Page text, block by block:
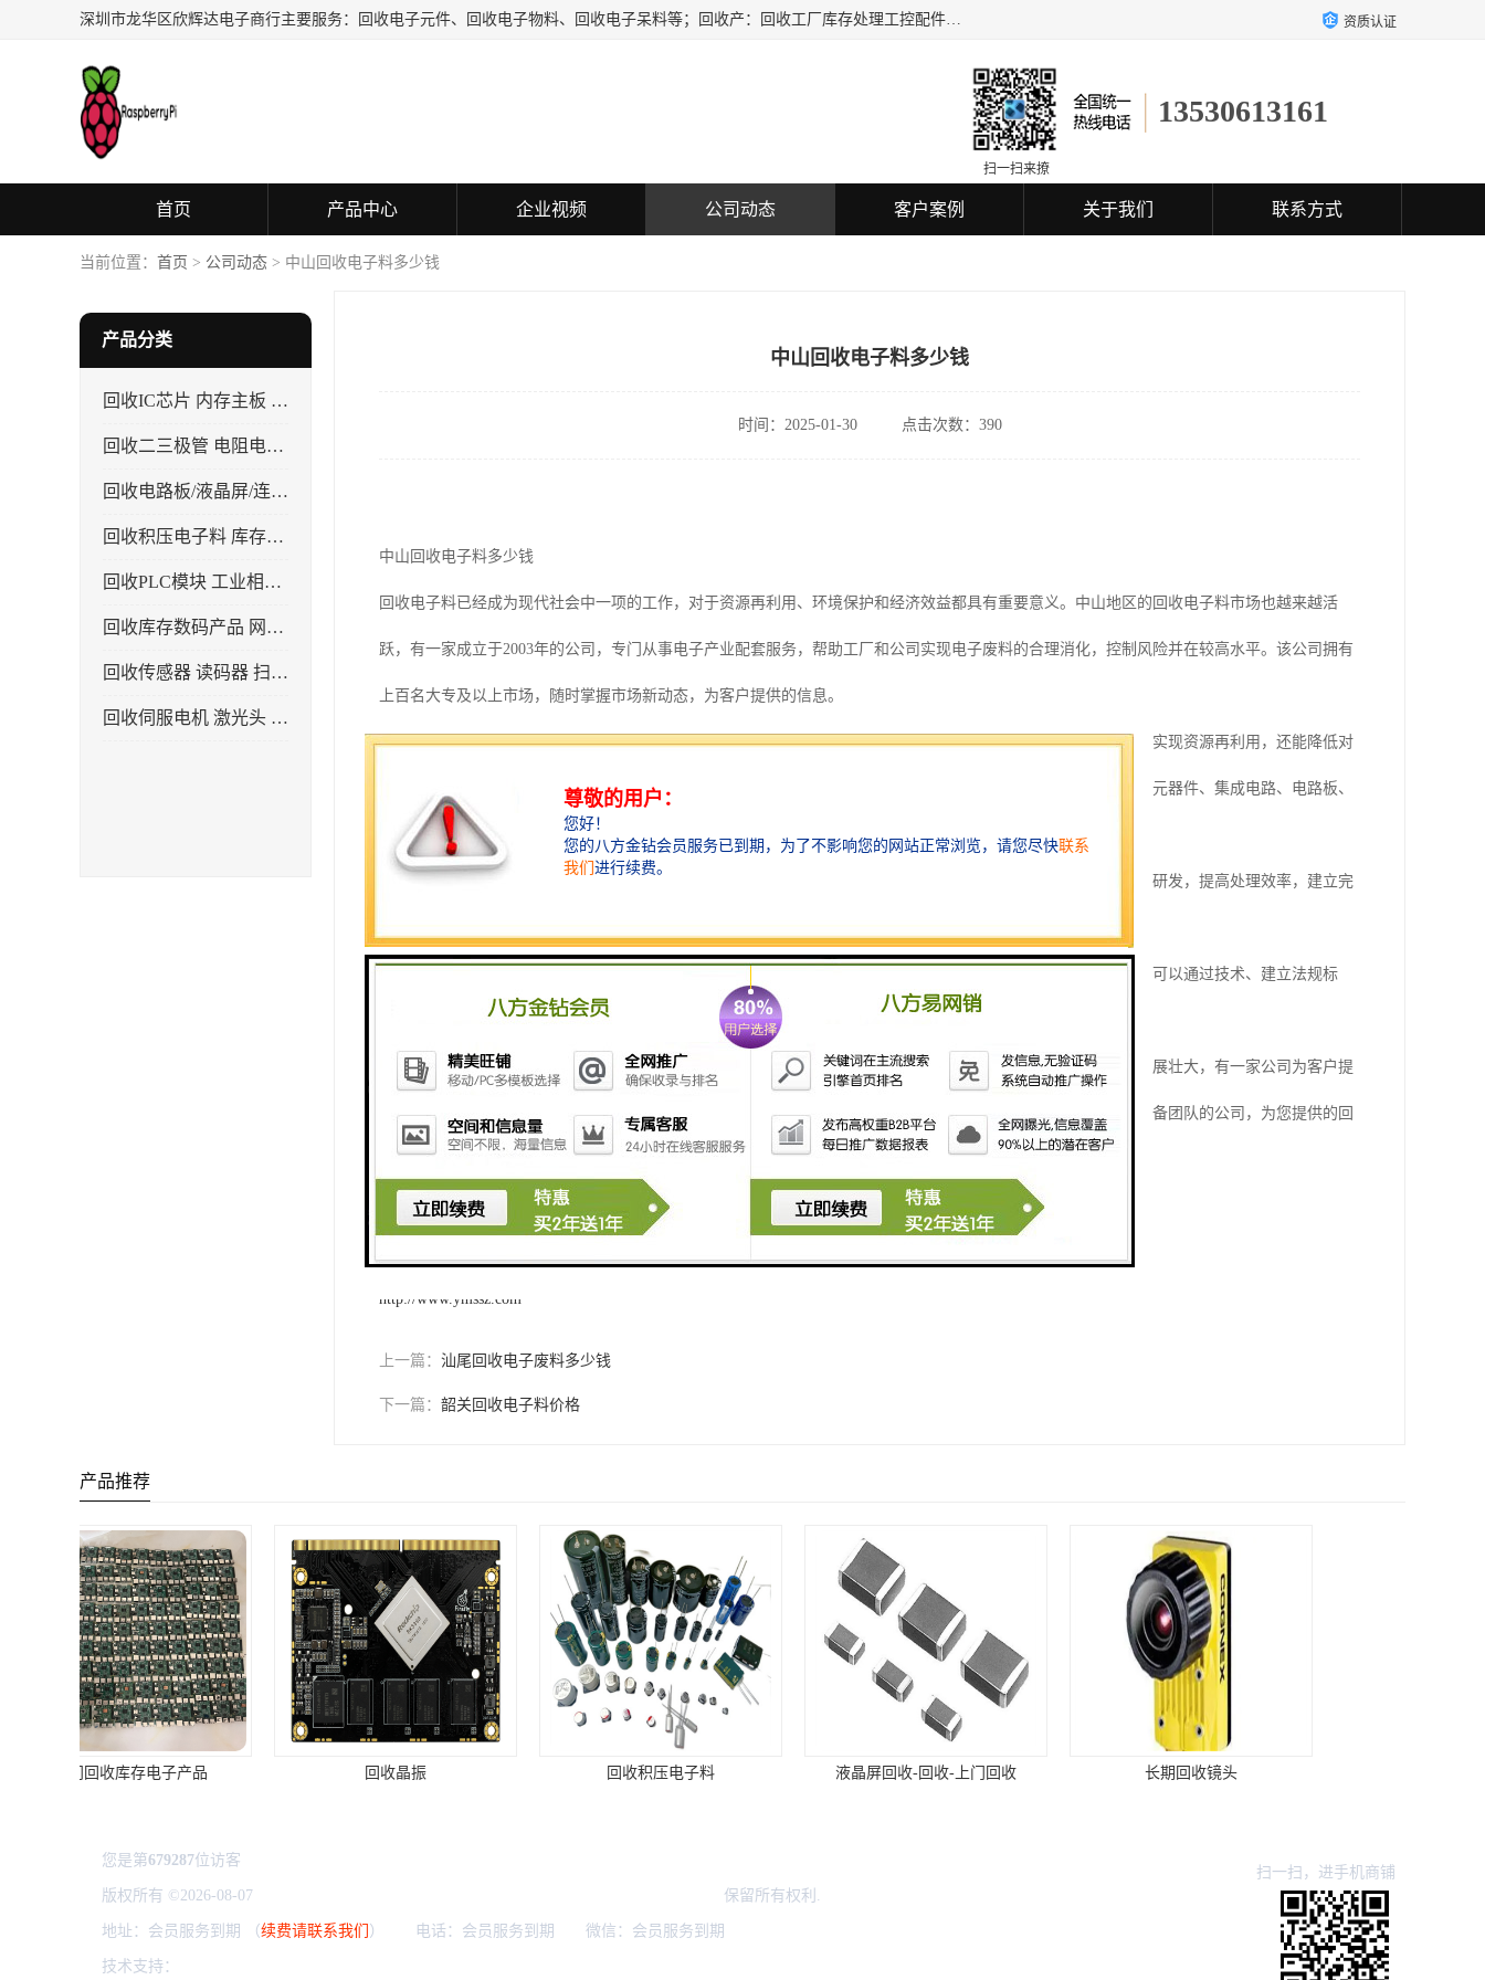
深圳市龙华区欣辉达电子商行主要服务：回收电子元件、回收电子物料、回收电子呆料等；回收产：回收工厂库存处理工控配件，电子集成电路，电子呆料，机器视觉，仪器仪表，传感器，扫描设备，三菱/西门子、松下，SMC,KEYENCE,COGNEX,PLC、回收各品牌IC二三极管，电子板，蓝牙WIFI模块，数码产品，U盘等电子产品的回收，长期提供上门回收服务。 资质认证
13530613161
扫一扫来撩
首页 产品中心 企业视频 公司动态 客户案例 关于我们 联系方式
当前位置： 首页 > 公司动态 > 中山回收电子料多少钱
产品分类
回收IC芯片 内存主板 CPU
回收二三极管 电阻电容 晶振
回收电路板/液晶屏/连接器
回收积压电子料 库存电子产品
回收PLC模块 工业相机 镜头
回收库存数码产品 网络设备
回收传感器 读码器 扫描枪
回收伺服电机 激光头 气缸 电磁阀
中山回收电子料多少钱
时间：2025-01-30 点击次数：390
中山回收电子料多少钱
回收电子料已经成为现代社会中一项的工作，对于资源再利用、环境保护和经济效益都具有重要意义。中山地区的回收电子料市场也越来越活
跃，有一家成立于2003年的公司，专门从事电子产业配套服务，帮助工厂和公司实现电子废料的合理消化，控制风险并在较高水平。该公司拥有
上百名大专及以上市场，随时掌握市场新动态，为客户提供的信息。
回收电子料包括各种废弃或不再使用的电子元器件、集成电路、电路板、液晶显示屏等。通过回收处理，不仅可以实现资源再利用，还能降低对
环境的影响，同时也带来经济效益。对于中山地区的电子料回收市场，有一家公司提供回收服务，涵盖了各类电子元器件、集成电路、电路板、
液晶显示屏等。
回收电子料的过程包括收集、分类、拆解、检测、处理和储存与运输等环节。在回收过程中，公司需要加强技术和研发，提高处理效率，建立完
回收电子料也面临着挑战，如电子废料种类繁多、含有有毒有害物质、回收渠道不畅等问题。针对这些挑战，公司可以通过技术、建立法规标
准、拓展回收渠道和提高公众参与度等方式来解决，推动电子废料回收行业的健康发展。
总的来说，回收电子料对于资源再利用、环境保护和经济效益都至关重要。中山地区的回收电子料市场也在不断发展壮大，有一家公司为客户提
供的服务，将资源再次利用，减少环境污染，创造经济**。如果您有需要回收电子料的需求，不妨考虑选择这家具备团队的公司，为您提供的回
收服务。
http://www.ymssz.com
上一篇： 汕尾回收电子废料多少钱
下一篇： 韶关回收电子料价格
产品推荐
回收晶振 回收积压电子料 液晶屏回收-回收-上门回收 长期回收镜头 回收工业相机 -上门回收
您是第679287位访客
版权所有 ©2026-08-07 保留所有权利.
地址：会员服务到期 （续费请联系我们 ） 电话：会员服务到期 微信：会员服务到期
技术支持：
扫一扫，进手机商铺